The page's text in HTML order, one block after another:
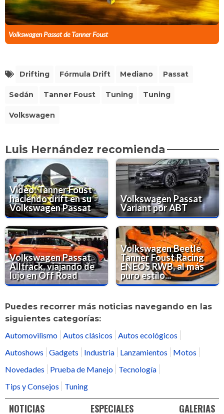
Volkswagen Passat de Tanner Foust
Drifting Fórmula Drift Mediano Passat
Sedán Tanner Foust Tuning Tuning
Volkswagen
Luis Hernández recomienda
Video: Tanner Foust
haciendo drift en su
Volkswagen Passat
Volkswagen Passat
Variant por ABT
Volkswagen Passat
Alltrack, viajando de
lujo en Off Road
Volkswagen Beetle
Tanner Foust Racing
ENEOS RWB, al más
puro estilo...
Puedes recorrer más noticias navegando en las
siguientes categorías:
Automovilismo Autos clásicos
Autos ecológicos
Autoshows
Gadgets Industria Lanzamientos
Motos
Novedades
Prueba de Manejo
Tecnología
Tips y Consejos
Tuning
NOTICIAS ESPECIALES GALERIAS